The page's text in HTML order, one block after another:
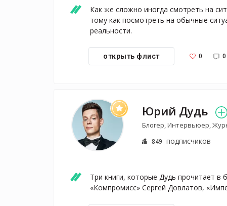
Как же сложно иногда смотреть на
тому как посмотреть на обычные
реальности.
открыть флист 0 0
Юрий Дудь
Блогер, Интервьюер,
849 подписчиков
Три книги, которые Дудь прочитает
«Компромисс» Сергей Довлатов,